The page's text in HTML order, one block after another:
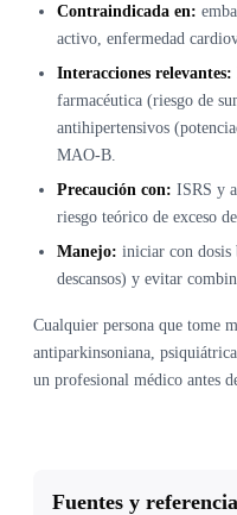
Contraindicada en:
activo, enfermedad
Interacciones relevantes:
farmacéutica (riesgo de
antihipertensivos
MAO-B.
Precaución con: ISRS y
riesgo teórico de exceso
Manejo: iniciar con dosis
descansos) y evitar
Cualquier persona que tome
antiparkinsoniana,
un profesional médico antes
Fuentes y